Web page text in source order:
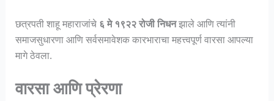
छत्रपती शाहू महाराजांचे ६ मे १९२२ रोजी निधनझाले आणि त्यांनी
समाजसुधारणा आणि सर्वसमावेशक कारभाराचा महत्त्वपूर्ण वारसा आपल्या
मागे ठेवला.
वारसा आणि प्रेरणा